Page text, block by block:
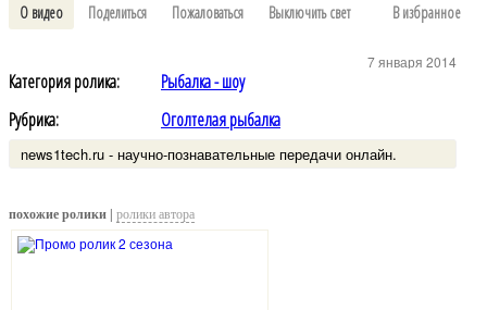
О видео Поделиться Пожаловаться Выключить свет В избранное
Категория ролика:
Рыбалка - шоу
Рубрика:
Оголтелая рыбалка
news1tech.ru - научно-познавательные передачи онлайн.
7 января 2014
похожие ролики | ролики автора